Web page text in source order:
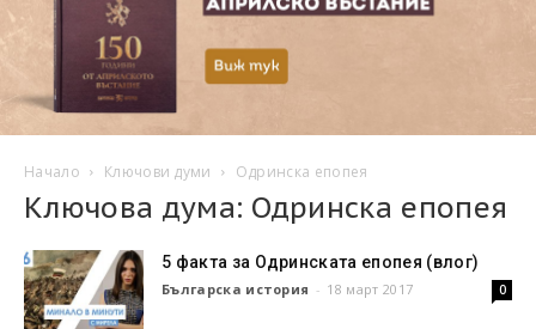
Начало Ключови думи Одринска епопея
Ключова дума: Одринска епопея
5 факта за Одринската епопея (влог)
Българска история - 18 март 2017 0